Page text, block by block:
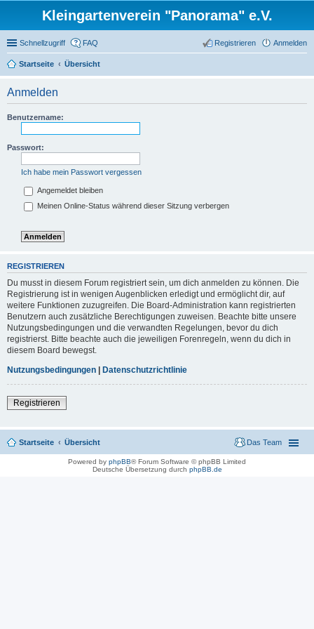
Kleingartenverein "Panorama" e.V.
Schnellzugriff FAQ Anmelden
Registrieren
Startseite Übersicht
Anmelden
Benutzername:
Passwort:
Ich habe mein Passwort vergessen
Angemeldet bleiben
Meinen Online-Status während dieser Sitzung verbergen
REGISTRIEREN
Du musst in diesem Forum registriert sein, um dich anmelden zu können. Die
Registrierung ist in wenigen Augenblicken erledigt und ermöglicht dir, auf
weitere Funktionen zuzugreifen. Die Board-Administration kann registrierten
Benutzern auch zusätzliche Berechtigungen zuweisen. Beachte bitte unsere
Nutzungsbedingungen und die verwandten Regelungen, bevor du dich
registrierst. Bitte beachte auch die jeweiligen Forenregeln, wenn du dich in
diesem Board bewegst.
Nutzungsbedingungen | Datenschutzrichtlinie
Registrieren
Startseite Übersicht Das Team
Powered by phpBB® Forum Software © phpBB Limited
Deutsche Übersetzung durch phpBB.de